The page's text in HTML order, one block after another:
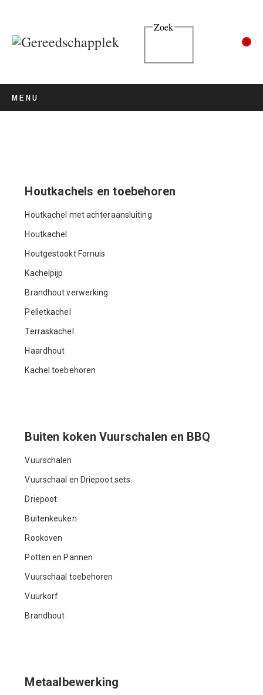
Zoek
0
MENU
Houtkachels en toebehoren
Houtkachel met achteraansluiting
Houtkachel
Houtgestookt Fornuis
Kachelpijp
Brandhout verwerking
Pelletkachel
Terraskachel
Haardhout
Kachel toebehoren
Buiten koken Vuurschalen en BBQ
Vuurschalen
Vuurschaal en Driepoot sets
Driepoot
Buitenkeuken
Rookoven
Potten en Pannen
Vuurschaal toebehoren
Vuurkorf
Brandhout
Metaalbewerking